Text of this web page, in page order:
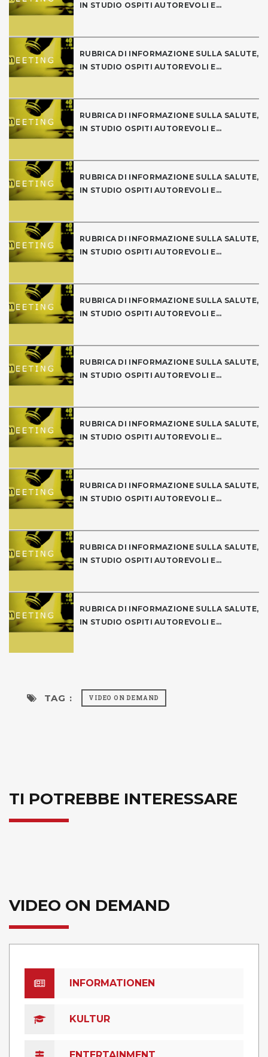
IN STUDIO OSPITI AUTOREVOLI E...
RUBRICA DI INFORMAZIONE SULLA SALUTE,
IN STUDIO OSPITI AUTOREVOLI E...
RUBRICA DI INFORMAZIONE SULLA SALUTE,
IN STUDIO OSPITI AUTOREVOLI E...
RUBRICA DI INFORMAZIONE SULLA SALUTE,
IN STUDIO OSPITI AUTOREVOLI E...
RUBRICA DI INFORMAZIONE SULLA SALUTE,
IN STUDIO OSPITI AUTOREVOLI E...
RUBRICA DI INFORMAZIONE SULLA SALUTE,
IN STUDIO OSPITI AUTOREVOLI E...
RUBRICA DI INFORMAZIONE SULLA SALUTE,
IN STUDIO OSPITI AUTOREVOLI E...
RUBRICA DI INFORMAZIONE SULLA SALUTE,
IN STUDIO OSPITI AUTOREVOLI E...
RUBRICA DI INFORMAZIONE SULLA SALUTE,
IN STUDIO OSPITI AUTOREVOLI E...
RUBRICA DI INFORMAZIONE SULLA SALUTE,
IN STUDIO OSPITI AUTOREVOLI E...
RUBRICA DI INFORMAZIONE SULLA SALUTE,
IN STUDIO OSPITI AUTOREVOLI E...
TAG : VIDEO ON DEMAND
TI POTREBBE INTERESSARE
VIDEO ON DEMAND
INFORMATIONEN
KULTUR